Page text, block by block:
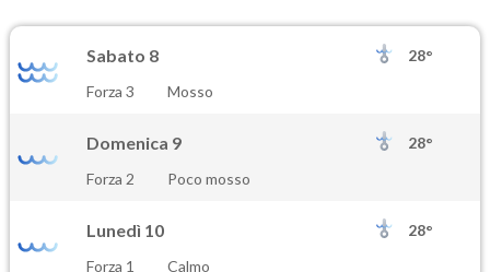
Sabato 8
28°
Forza 3
Mosso
Domenica 9
28°
Forza 2
Poco mosso
Lunedì 10
28°
Forza 1
Calmo